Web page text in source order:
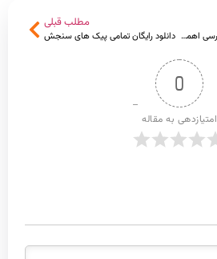
معرفی رشته علوم تغذیه و بررسی اهمیت آن در جهان امروز
مطلب قبلی
دانلود رایگان تمامی پیک های سنجش
0
امتیازدهی به مقاله